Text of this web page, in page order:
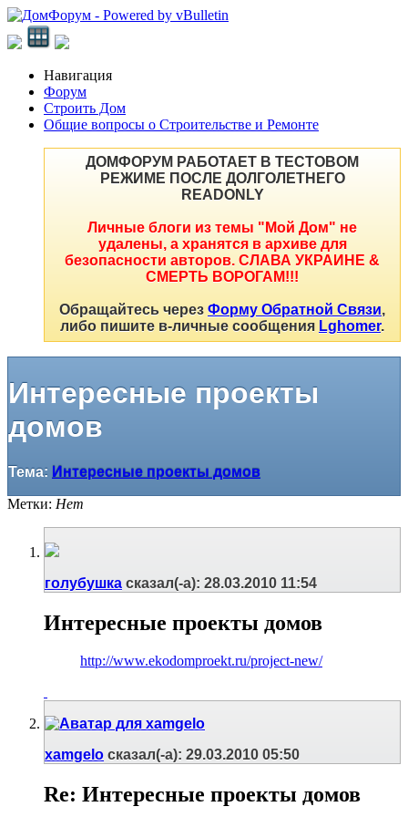
Навигация
Форум
Строить Дом
Общие вопросы о Строительстве и Ремонте
ДОМФОРУМ РАБОТАЕТ В ТЕСТОВОМ
РЕЖИМЕ ПОСЛЕ ДОЛГОЛЕТНЕГО
READONLY
Личные блоги из темы "Мой Дом" не
удалены, а хранятся в архиве для
безопасности авторов. СЛАВА УКРАИНЕ &
СМЕРТЬ ВОРОГАМ!!!
Обращайтесь через Форму Обратной Связи,
либо пишите в-личные сообщения Lghomer.
Интересные проекты
домов
Тема: Интересные проекты домов
Метки: Нет
голубушка сказал(-а): 28.03.2010 11:54
Интересные проекты домов
http://www.ekodomproekt.ru/project-new/
xamgelo сказал(-а): 29.03.2010 05:50
Re: Интересные проекты домов